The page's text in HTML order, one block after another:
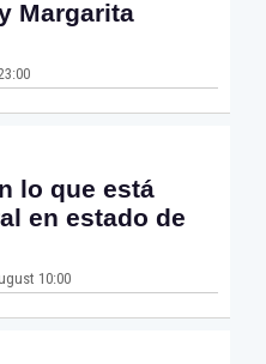
Margarita
lo que está
en estado de
10:00